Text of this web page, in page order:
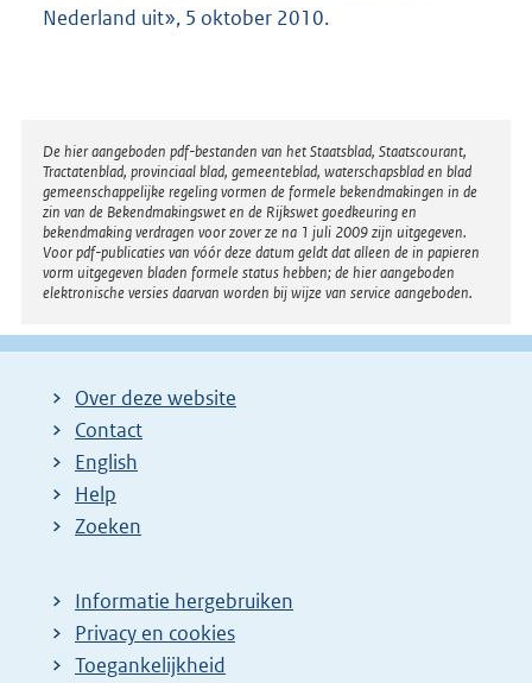
Nederland uit», 5 oktober 2010.
Disclaimer
De hier aangeboden pdf-bestanden van het Staatsblad, Staatscourant,
Tractatenblad, provinciaal blad, gemeenteblad, waterschapsblad en blad
gemeenschappelijke regeling vormen de formele bekendmakingen in de
zin van de Bekendmakingswet en de Rijkswet goedkeuring en
bekendmaking verdragen voor zover ze na 1 juli 2009 zijn uitgegeven.
Voor pdf-publicaties van vóór deze datum geldt dat alleen de in papieren
vorm uitgegeven bladen formele status hebben; de hier aangeboden
elektronische versies daarvan worden bij wijze van service aangeboden.
Over deze website
Contact
English
Help
Zoeken
Informatie hergebruiken
Privacy en cookies
Toegankelijkheid